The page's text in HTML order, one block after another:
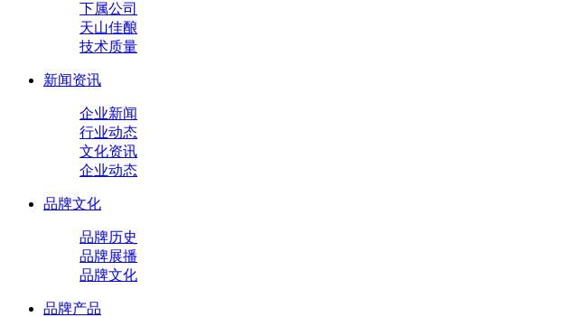
下属公司
天山佳酿
技术质量
新闻资讯
企业新闻
行业动态
文化资讯
企业动态
品牌文化
品牌历史
品牌展播
品牌文化
品牌产品